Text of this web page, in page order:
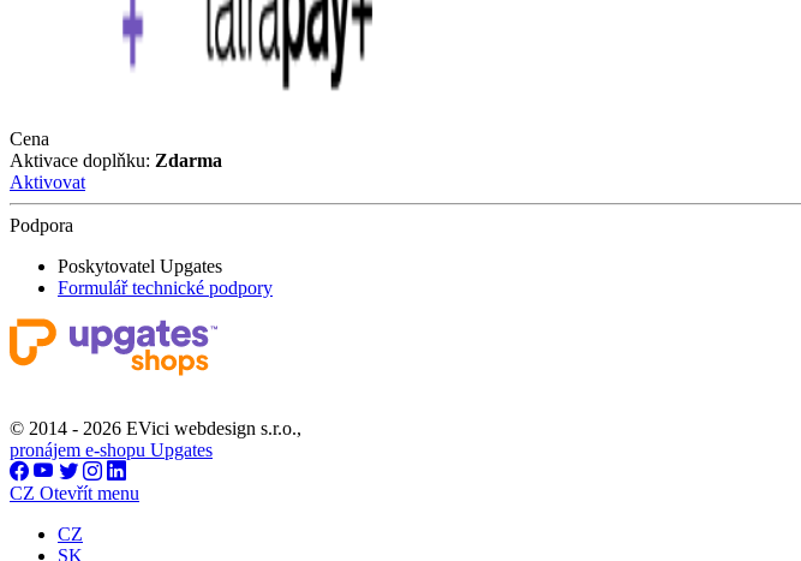
Cena
Aktivace doplňku: Zdarma
Aktivovat
Podpora
Poskytovatel Upgates
Formulář technické podpory
© 2014 - 2026 EVici webdesign s.r.o.,
pronájem e-shopu Upgates
CZ Otevřít menu
CZ
SK